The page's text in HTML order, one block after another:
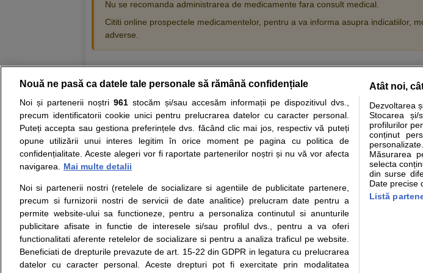
Nu se recomanda administrarea de medicamente fara consult medical.
Cititi online prospectele medicamentelor, pentru a va informa asupra indicatiilor,
adverse.
Resurse: Autoevaluare simptome Interpretare analize Specialitati medicale
Opiniile avizate ale medicilor, sfaturile si orice alte informatii despre sanatate disponibile pe
nici diagnosticul stabilit in urma investigatiilor si analizelor medicale. Va sfatuim, ca pe langa
ii punem la dispozitie pentru programare in sistemul de programari la medic Clickmed.
Despre noi
Contact
Intrebari frecvente
Consultanti
medicali
Termeni si conditii
Politica de
confidentialitate
Politica de cookie
Modifica Setarile Cookie
Drepturile consumatorului
Protectia consumatorilor -
ANPC
Solutionarea Alternativa a
Litigiilor
Info consumator: 0800.080.999
Formulare europene - CNAS
Ministerul Sanatatii - ANMDM
Nouă ne pasă ca datele tale personale să rămână confidențiale
Noi și partenerii noștri 961stocăm și/sau accesăm informații pe dispozitivul dvs.,
precum identificatorii cookie unici pentru prelucrarea datelor cu caracter personal.
Puteți accepta sau gestiona preferințele dvs. făcând clic mai jos, respectiv vă puteți
opune utilizării unui interes legitim în orice moment pe pagina cu politica de
confidențialitate. Aceste alegeri vor fi raportate partenerilor noștri și nu vă vor afecta
navigarea.
Mai multe detalii
Noi si partenerii nostri (retelele de socializare si agentiile de publicitate partenere,
precum si furnizorii nostri de servicii de date analitice) prelucram date pentru a
permite website-ului sa functioneze, pentru a personaliza continutul si anunturile
publicitare afisate in functie de interesele si/sau profilul dvs., pentru a va oferi
functionalitati aferente retelelor de socializare si pentru a analiza traficul pe website.
Beneficiati de drepturile prevazute de art. 15-22 din GDPR in legatura cu prelucrarea
datelor cu caracter personal. Aceste drepturi pot fi exercitate prin modalitatea
Atât noi,
Dezvoltarea
Stocarea
profilurilor
conținut
Măsurarea
selecta
din surse
Date precise
Listă